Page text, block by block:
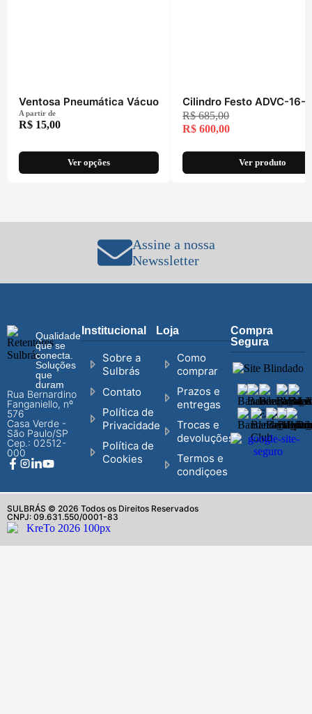
Ventosa Pneumática Vácuo
A partir de
R$ 15,00
Ver opções
Cilindro Festo ADVC-16-
R$685,00
R$ 600,00
Ver produto
Assine a nossa
Newssletter
Qualidade
que se
conecta.
Soluções
que
duram
Rua Bernardino
Fanganiello, nº
576
Casa Verde -
São Paulo/SP
Cep.: 02512-
000
Institucional
Sobre a
Sulbrás
Contato
Política de
Privacidade
Política de
Cookies
Loja
Como
comprar
Prazos e
entregas
Trocas e
devoluções
Termos e
condiçoes
Compra
Segura
SULBRÁS © 2026 Todos os Direitos Reservados
CNPJ: 09.631.550/0001-83